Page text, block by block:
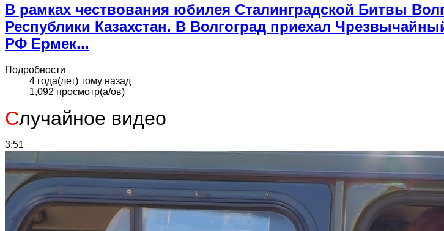
В рамках чествования юбилея Сталинградской Битвы
Республики Казахстан. В Волгоград приехал
РФ Ермек...
Подробности
4 года(лет) тому назад
1,092 просмотр(а/ов)
Случайное видео
3:51